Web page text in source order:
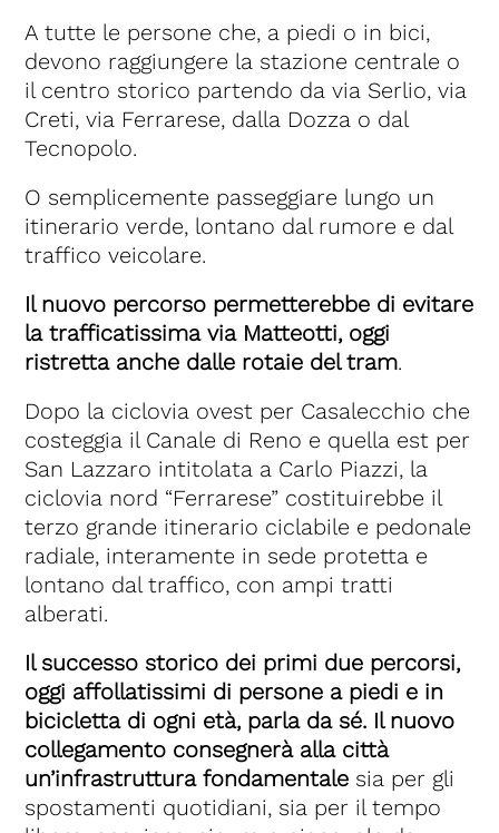
A tutte le persone che, a piedi o in bici,
devono raggiungere la stazione centrale o
il centro storico partendo da via Serlio, via
Creti, via Ferrarese, dalla Dozza o dal
Tecnopolo.
O semplicemente passeggiare lungo un
itinerario verde, lontano dal rumore e dal
traffico veicolare.
Il nuovo percorso permetterebbe di evitare
la trafficatissima via Matteotti, oggi
ristretta anche dalle rotaie del tram.
Dopo la ciclovia ovest per Casalecchio che
costeggia il Canale di Reno e quella est per
San Lazzaro intitolata a Carlo Piazzi, la
ciclovia nord “Ferrarese” costituirebbe il
terzo grande itinerario ciclabile e pedonale
radiale, interamente in sede protetta e
lontano dal traffico, con ampi tratti
alberati.
Il successo storico dei primi due percorsi,
oggi affollatissimi di persone a piedi e in
bicicletta di ogni età, parla da sé. Il nuovo
collegamento consegnerà alla città
un’infrastruttura fondamentale sia per gli
spostamenti quotidiani, sia per il tempo